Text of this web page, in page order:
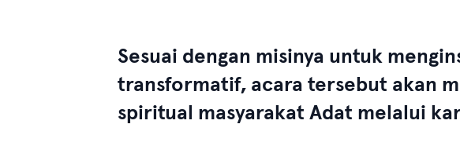
Sesuai dengan misinya untuk
transformatif, acara tersebut akan
spiritual masyarakat Adat melalui